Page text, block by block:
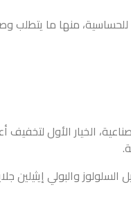
منها ما يتطلب
الخيار الأول
والبولي